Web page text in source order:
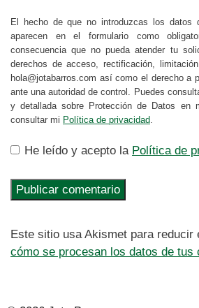
El hecho de que no introduzcas los datos
aparecen en el formulario como
consecuencia que no pueda atender tu
derechos de acceso, rectificación,
hola@jotabarros.com así como el derecho a
ante una autoridad de control. Puedes
y detallada sobre Protección de Datos en
consultar mi Política de privacidad.
He leído y acepto la Política de
Este sitio usa Akismet para reducir
cómo se procesan los datos de tus